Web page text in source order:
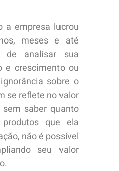
a empresa lucrou
meses e até
de analisar sua
e crescimento ou
sobre o
se reflete no valor
saber quanto
que ela
não é possível
seu valor